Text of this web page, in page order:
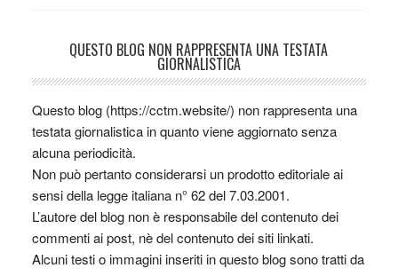
QUESTO BLOG NON RAPPRESENTA UNA TESTATA
GIORNALISTICA
Questo blog (https://cctm.website/) non rappresenta una
testata giornalistica in quanto viene aggiornato senza
alcuna periodicità.
Non può pertanto considerarsi un prodotto editoriale ai
sensi della legge italiana n° 62 del 7.03.2001.
L’autore del blog non è responsabile del contenuto dei
commenti ai post, nè del contenuto dei siti linkati.
Alcuni testi o immagini inseriti in questo blog sono tratti da